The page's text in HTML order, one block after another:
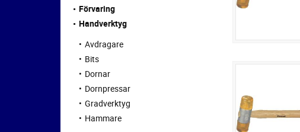
Förvaring
Handverktyg
Avdragare
Bits
Dornar
Dornpressar
Gradverktyg
Hammare